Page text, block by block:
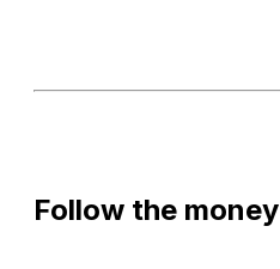
Follow the money